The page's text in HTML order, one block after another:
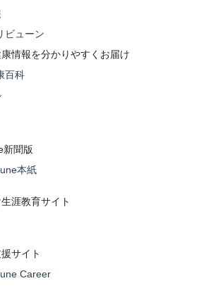
ビューン
情報を分かりやすくお届け
百科
新聞版
本紙
涯教育サイト
サイト
Career